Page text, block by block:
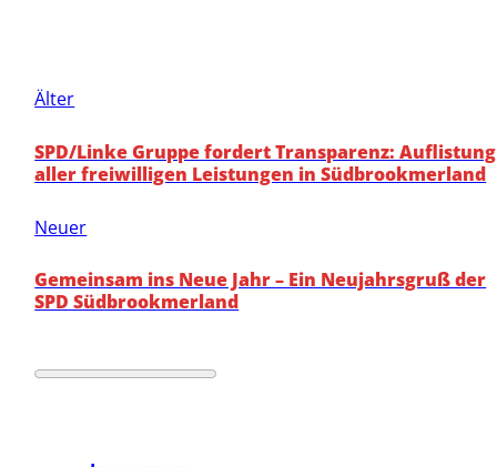
Älter
SPD/Linke Gruppe fordert Transparenz: Auflistung
aller freiwilligen Leistungen in Südbrookmerland
Neuer
Gemeinsam ins Neue Jahr – Ein Neujahrsgruß der
SPD Südbrookmerland